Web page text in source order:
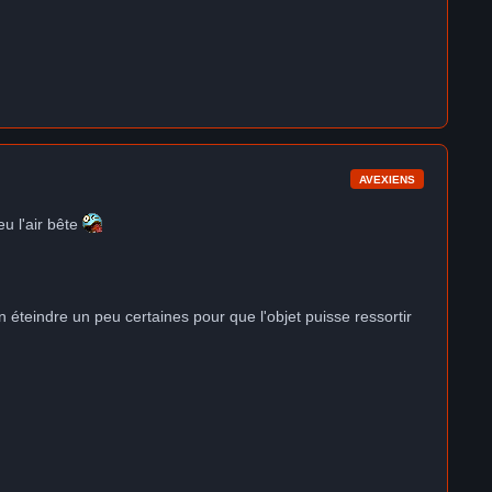
AVEXIENS
l'air bête
un peu certaines pour que l'objet puisse ressortir